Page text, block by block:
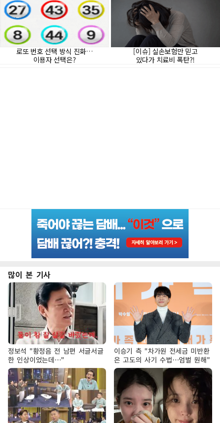
많이 본 기사
정보석 "황정음 전 남편 서글서글
한 인상이었는데…"
이승기 측 "차가원 전세금 미반환
은 고도의 사기 수법…엄벌 원해"